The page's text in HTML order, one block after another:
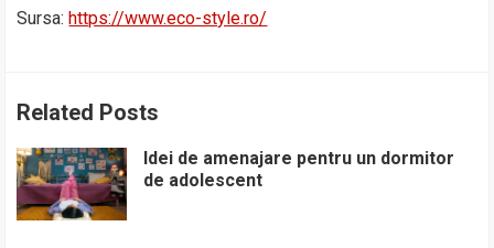
Sursa:https://www.eco-style.ro/
Related Posts
Idei de amenajare pentru un dormitor
de adolescent